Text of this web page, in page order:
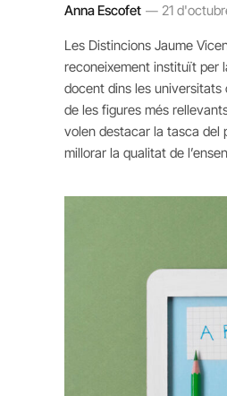
Anna Escofet 21
Les Distincions Jaume
reconeixement instituït per
docent dins les universitats
de les figures més
volen destacar la tasca del
millorar la qualitat de